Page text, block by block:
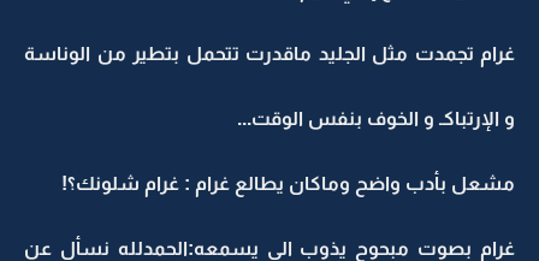
غرام تجمدت مثل الجليد ماقدرت تتحمل بتطير من الوناسة
و الإرتباكـ و الخوف بنفس الوقت...
مشعل بأدب واضح وماكان يطالع غرام : غرام شلونك؟!
غرام بصوت مبحوح يذوب الي يسمعه:الحمدلله نسأل عن